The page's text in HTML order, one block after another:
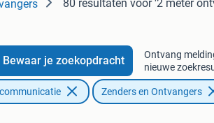
80 resultaten voor '2 meter
Bewaar je zoekopdracht
Ontvang
nieuwe
Zenders en Ontvangers